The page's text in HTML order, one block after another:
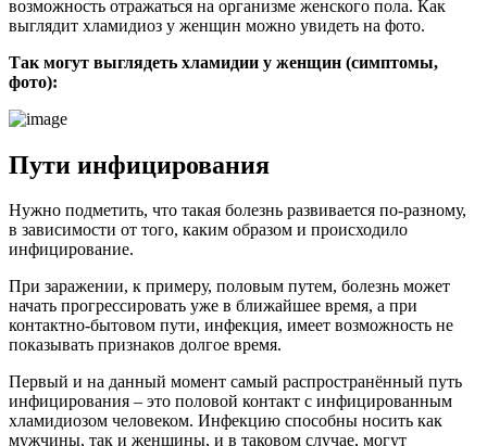
возможность отражаться на организме женского пола. Как
выглядит хламидиоз у женщин можно увидеть на фото.
Так могут выглядеть хламидии у женщин (симптомы,
фото):
Пути инфицирования
Нужно подметить, что такая болезнь развивается по-разному,
в зависимости от того, каким образом и происходило
инфицирование.
При заражении, к примеру, половым путем, болезнь может
начать прогрессировать уже в ближайшее время, а при
контактно-бытовом пути, инфекция, имеет возможность не
показывать признаков долгое время.
Первый и на данный момент самый распространённый путь
инфицирования – это половой контакт с инфицированным
хламидиозом человеком. Инфекцию способны носить как
мужчины, так и женщины, и в таковом случае, могут